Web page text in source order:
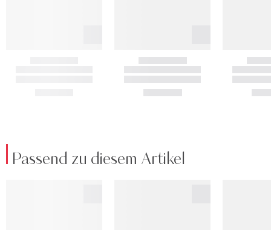
Passend zu diesem Artikel